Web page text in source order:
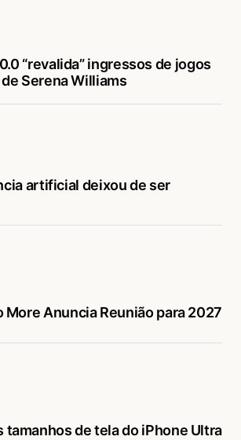
“revalida” ingressos de jogos
Serena Williams
artificial deixou de ser
More Anuncia Reunião para 2027
tamanhos de tela do iPhone Ultra